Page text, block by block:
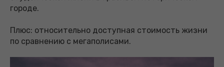
городе.
Плюс: относительно доступная стоимость жизни
по сравнению с мегаполисами.